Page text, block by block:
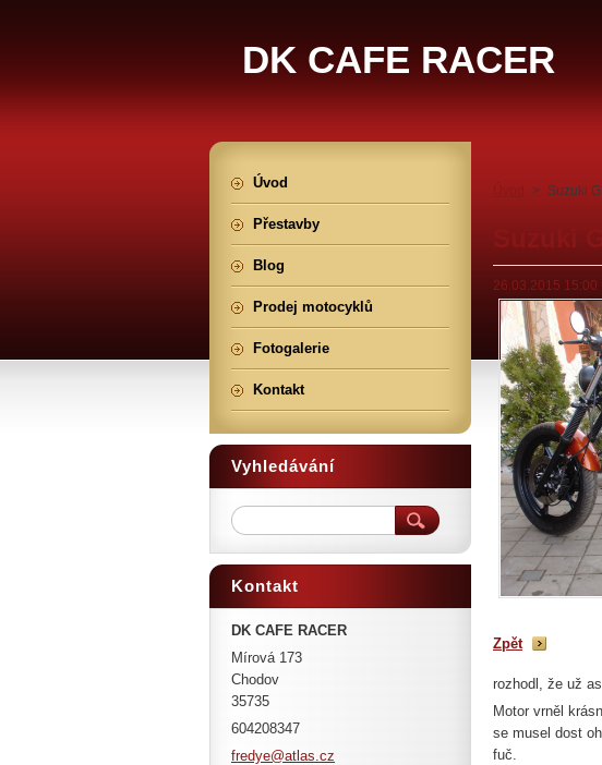
DK CAFE RACER
> Suzuki
26.03.2015 15:00
Zpět
rozhodl, že už
Motor vrněl
se musel dost
fuč.
Úvod
Přestavby
Blog
Prodej motocyklů
Fotogalerie
Kontakt
Vyhledávání
Kontakt
DK CAFE RACER
Mírová 173
Chodov
35735
604208347
fredye@atlas.cz